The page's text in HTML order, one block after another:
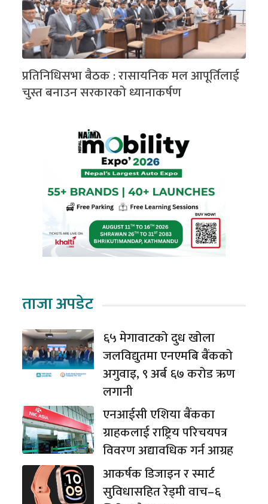
प्रतिनिधिसभा बैठक : रासायनिक मल आपूर्तिलाई
चुस्त बनाउन सरकारको ध्यानाकर्षण
ताजा अपडेट
६५ मेगावाटको दुध खोला
जलविद्युतमा एनएमबि बैंकको
अगुवाइ, ९ अर्ब ६७ करोड ऋण
लगानी
एनआईसी एशिया बैंकका
ग्राहकलाई राष्ट्रिय परिचयपत्र
विवरण अद्यावधिक गर्न आग्रह
आकर्षक डिजाइन र स्मार्ट
सुविधासहित रेड्मी वाच–६